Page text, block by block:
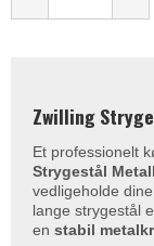
Zwilling
Et professionelt
Strygestål
vedligeholde
lange strygestål
en stabil